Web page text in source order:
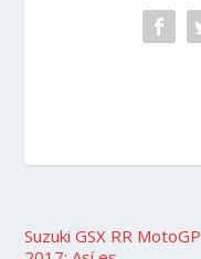
Suzuki GSX RR MotoGP